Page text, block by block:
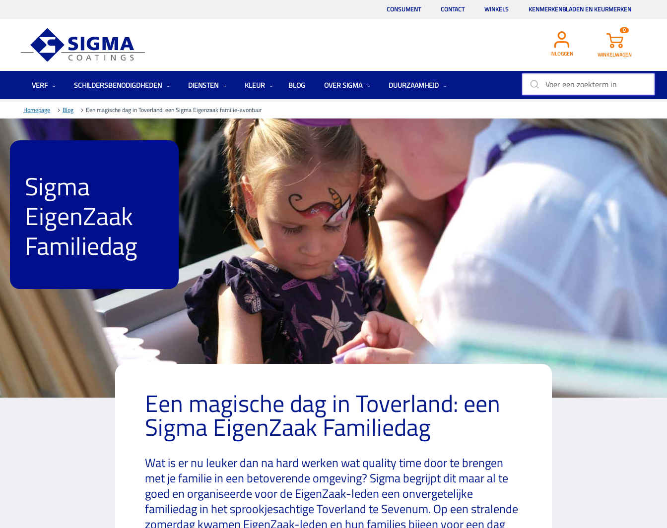
CONSUMENT CONTACT WINKELS KENMERKENBLADEN EN KEURMERKEN
INLOGGEN
0
WINKELWAGEN
VERF SCHILDERSBENODIGDHEDEN DIENSTEN KLEUR BLOG OVER SIGMA DUURZAAMHEID
Homepage Blog Een magische dag in Toverland: een Sigma Eigenzaak familie-avontuur
Sigma
EigenZaak
Familiedag
Een magische dag in Toverland: een
Sigma EigenZaak Familiedag
Wat is er nu leuker dan na hard werken wat quality time door te brengen
met je familie in een betoverende omgeving? Sigma begrijpt dit maar al te
goed en organiseerde voor de EigenZaak-leden een onvergetelijke
familiedag in het sprookjesachtige Toverland te Sevenum. Op een stralende
zomerdag kwamen EigenZaak-leden en hun families bijeen voor een dag